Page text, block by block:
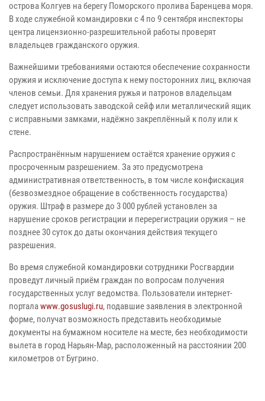
острова Колгуев на берегу Поморского пролива Баренцева моря.
В ходе служебной командировки с 4 по 9 сентября инспекторы
центра лицензионно-разрешительной работы проверят
владельцев гражданского оружия.
Важнейшими требованиями остаются обеспечение сохранности
оружия и исключение доступа к нему посторонних лиц, включая
членов семьи. Для хранения ружья и патронов владельцам
следует использовать заводской сейф или металлический ящик
с исправными замками, надёжно закреплённый к полу или к
стене.
Распространённым нарушением остаётся хранение оружия с
просроченным разрешением. За это предусмотрена
административная ответственность, в том числе конфискация
(безвозмездное обращение в собственность государства)
оружия. Штраф в размере до 3 000 рублей установлен за
нарушение сроков регистрации и перерегистрации оружия – не
позднее 30 суток до даты окончания действия текущего
разрешения.
Во время служебной командировки сотрудники Росгвардии
проведут личный приём граждан по вопросам получения
государственных услуг ведомства. Пользователи интернет-
порталаwww.gosuslugi.ru, подавшие заявления в электронной
форме, получат возможность представить необходимые
документы на бумажном носителе на месте, без необходимости
вылета в город Нарьян-Мар, расположенный на расстоянии 200
километров от Бугрино.